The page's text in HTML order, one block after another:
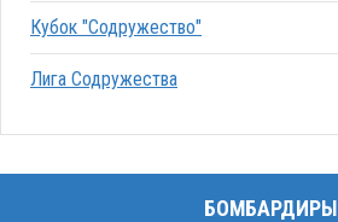
Кубок "Содружество"
Лига Содружества
БОМБАРДИРЫ